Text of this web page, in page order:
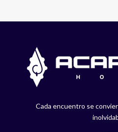
Cada encuentro se